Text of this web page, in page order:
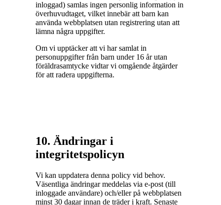
inloggad) samlas ingen personlig information in
överhuvudtaget, vilket innebär att barn kan
använda webbplatsen utan registrering utan att
lämna några uppgifter.
Om vi upptäcker att vi har samlat in
personuppgifter från barn under 16 år utan
föräldrasamtycke vidtar vi omgående åtgärder
för att radera uppgifterna.
10. Ändringar i
integritetspolicyn
Vi kan uppdatera denna policy vid behov.
Väsentliga ändringar meddelas via e-post (till
inloggade användare) och/eller på webbplatsen
minst 30 dagar innan de träder i kraft. Senaste